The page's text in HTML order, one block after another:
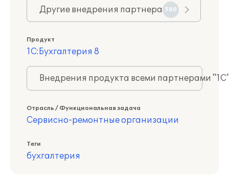
Другие внедрения партнера 580
Продукт
1С:Бухгалтерия 8
Внедрения продукта всеми партнерами
Отрасль / Функциональная задача
Сервисно-ремонтные организации
Теги
бухгалтерия